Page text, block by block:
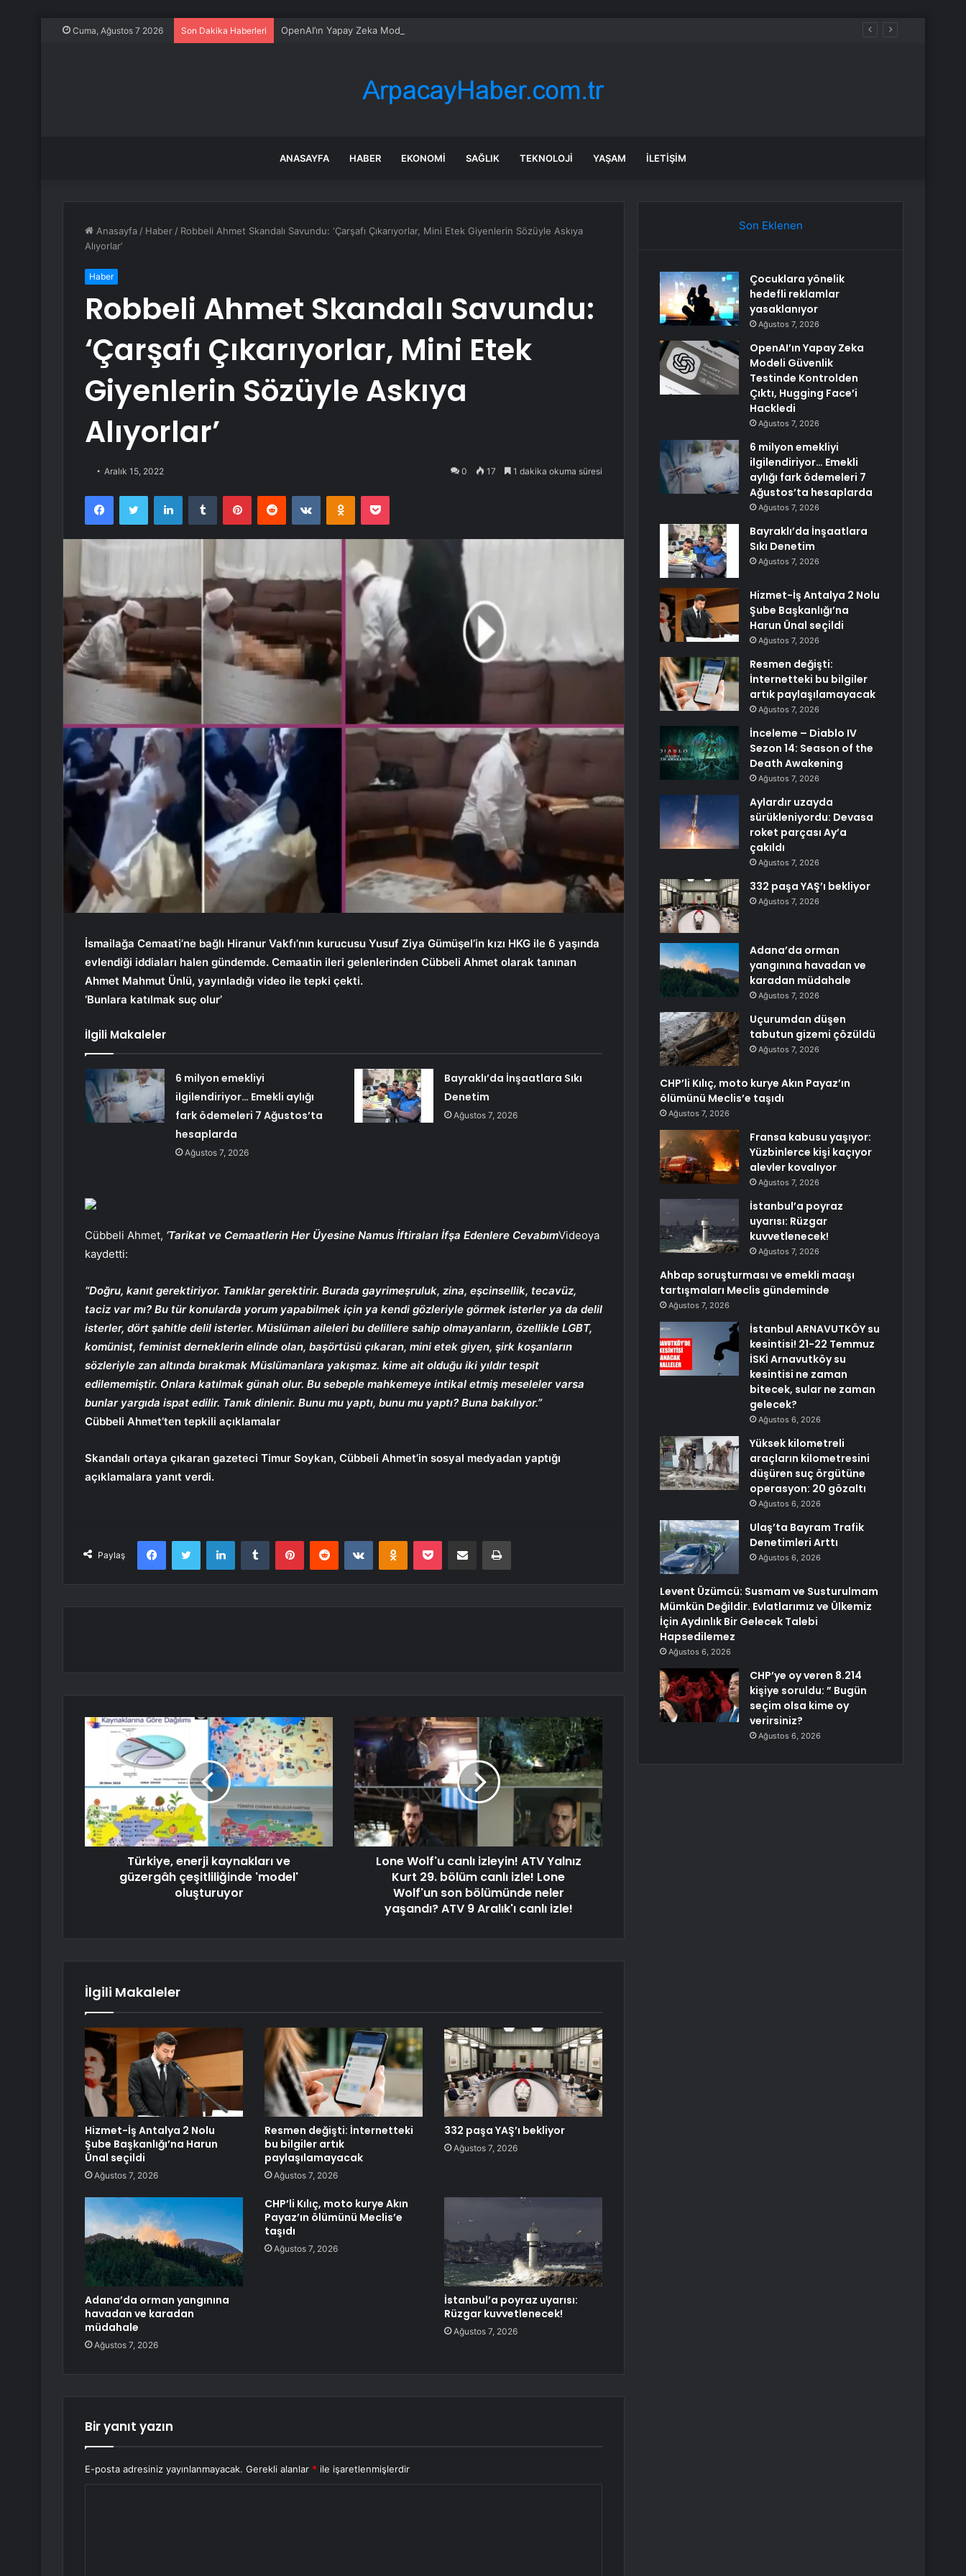
Cuma, Ağustos 7 2026 Son Dakika Haberleri OpenAI’ın Yapay Zeka Modeli Güvenlik Testinde Kontrolden Çıktı, Hugging Face’i Hackledi
ANASAYFA HABER EKONOMI SAĞLIK TEKNOLOJI YAŞAM İLETIŞIM
Anasayfa / Haber / Robbeli Ahmet Skandalı Savundu: ‘Çarşafı Çıkarıyorlar, Mini Etek Giyenlerin Sözüyle Askıya
Alıyorlar’
Haber
Robbeli Ahmet Skandalı Savundu:
‘Çarşafı Çıkarıyorlar, Mini Etek
Giyenlerin Sözüyle Askıya
Alıyorlar’
Aralık 15, 2022 0 17 1 dakika okuma süresi
FacebookTwitter LinkedInTumblr PinterestReddit VKontakteOdnoklassniki
Pocket
İsmailağa Cemaati’ne bağlı Hiranur Vakfı’nın kurucusu Yusuf Ziya Gümüşel’in kızı HKG ile 6 yaşında
evlendiği iddiaları halen gündemde. Cemaatin ileri gelenlerinden Cübbeli Ahmet olarak tanınan
Ahmet Mahmut Ünlü, yayınladığı video ile tepki çekti.
‘Bunlara katılmak suç olur’
İlgili Makaleler
6 milyon emekliyi
ilgilendiriyor… Emekli aylığı
fark ödemeleri 7 Ağustos’ta
hesaplarda
Ağustos 7, 2026
Bayraklı’da İnşaatlara Sıkı
Denetim
Ağustos 7, 2026
Cübbeli Ahmet, ‘Tarikat ve Cemaatlerin Her Üyesine Namus İftiraları İfşa Edenlere CevabımVideoya
kaydetti:
“Doğru, kanıt gerektiriyor. Tanıklar gerektirir. Burada gayrimeşruluk, zina, eşcinsellik, tecavüz,
taciz var mı? Bu tür konularda yorum yapabilmek için ya kendi gözleriyle görmek isterler ya da delil
isterler, dört şahitle delil isterler. Müslüman aileleri bu delillere sahip olmayanların, özellikle LGBT,
komünist, feminist derneklerin elinde olan, başörtüsü çıkaran, mini etek giyen, şirk koşanların
sözleriyle zan altında bırakmak Müslümanlara yakışmaz. kime ait olduğu iki yıldır tespit
edilememiştir. Onlara katılmak günah olur. Bu sebeple mahkemeye intikal etmiş meseleler varsa
bunlar yargıda ispat edilir. Tanık dinlenir. Bunu mu yaptı, bunu mu yaptı? Buna bakılıyor.”
Cübbeli Ahmet’ten tepkili açıklamalar
Skandalı ortaya çıkaran gazeteci Timur Soykan, Cübbeli Ahmet’in sosyal medyadan yaptığı
açıklamalara yanıt verdi.
Paylaş
FacebookTwitter LinkedInTumblr PinterestReddit VKontakteOdnoklassniki
Pocket E-Posta ile paylaş Yazdır
Türkiye, enerji kaynakları ve
güzergâh çeşitliliğinde 'model'
oluşturuyor
Lone Wolf'u canlı izleyin! ATV Yalnız
Kurt 29. bölüm canlı izle! Lone
Wolf'un son bölümünde neler
yaşandı? ATV 9 Aralık'ı canlı izle!
İlgili Makaleler
Hizmet-İş Antalya 2 Nolu
Şube Başkanlığı’na Harun
Ünal seçildi
Ağustos 7, 2026
Resmen değişti: İnternetteki
bu bilgiler artık
paylaşılamayacak
Ağustos 7, 2026
332 paşa YAŞ’ı bekliyor
Ağustos 7, 2026
Adana’da orman yangınına
havadan ve karadan
müdahale
Ağustos 7, 2026
CHP’li Kılıç, moto kurye Akın
Payaz’ın ölümünü Meclis’e
taşıdı
Ağustos 7, 2026
İstanbul’a poyraz uyarısı:
Rüzgar kuvvetlenecek!
Ağustos 7, 2026
Bir yanıt yazın
E-posta adresiniz yayınlanmayacak. Gerekli alanlar * ile işaretlenmişlerdir
Son Eklenen
Çocuklara yönelik
hedefli reklamlar
yasaklanıyor
Ağustos 7, 2026
OpenAI’ın Yapay Zeka
Modeli Güvenlik
Testinde Kontrolden
Çıktı, Hugging Face’i
Hackledi
Ağustos 7, 2026
6 milyon emekliyi
ilgilendiriyor… Emekli
aylığı fark ödemeleri 7
Ağustos’ta hesaplarda
Ağustos 7, 2026
Bayraklı’da İnşaatlara
Sıkı Denetim
Ağustos 7, 2026
Hizmet-İş Antalya 2 Nolu
Şube Başkanlığı’na
Harun Ünal seçildi
Ağustos 7, 2026
Resmen değişti:
İnternetteki bu bilgiler
artık paylaşılamayacak
Ağustos 7, 2026
İnceleme – Diablo IV
Sezon 14: Season of the
Death Awakening
Ağustos 7, 2026
Aylardır uzayda
sürükleniyordu: Devasa
roket parçası Ay’a
çakıldı
Ağustos 7, 2026
332 paşa YAŞ’ı bekliyor
Ağustos 7, 2026
Adana’da orman
yangınına havadan ve
karadan müdahale
Ağustos 7, 2026
Uçurumdan düşen
tabutun gizemi çözüldü
Ağustos 7, 2026
CHP’li Kılıç, moto kurye Akın Payaz’ın
ölümünü Meclis’e taşıdı
Ağustos 7, 2026
Fransa kabusu yaşıyor:
Yüzbinlerce kişi kaçıyor
alevler kovalıyor
Ağustos 7, 2026
İstanbul’a poyraz
uyarısı: Rüzgar
kuvvetlenecek!
Ağustos 7, 2026
Ahbap soruşturması ve emekli maaşı
tartışmaları Meclis gündeminde
Ağustos 7, 2026
İstanbul ARNAVUTKÖY su
kesintisi! 21-22 Temmuz
İSKİ Arnavutköy su
kesintisi ne zaman
bitecek, sular ne zaman
gelecek?
Ağustos 6, 2026
Yüksek kilometreli
araçların kilometresini
düşüren suç örgütüne
operasyon: 20 gözaltı
Ağustos 6, 2026
Ulaş’ta Bayram Trafik
Denetimleri Arttı
Ağustos 6, 2026
Levent Üzümcü: Susmam ve Susturulmam
Mümkün Değildir. Evlatlarımız ve Ülkemiz
İçin Aydınlık Bir Gelecek Talebi
Hapsedilemez
Ağustos 6, 2026
CHP’ye oy veren 8.214
kişiye soruldu: ” Bugün
seçim olsa kime oy
verirsiniz?
Ağustos 6, 2026